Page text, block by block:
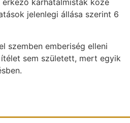
karhatalmisták közé
jelenlegi állása szerint 6
szemben emberiség elleni
sem született, mert egyik